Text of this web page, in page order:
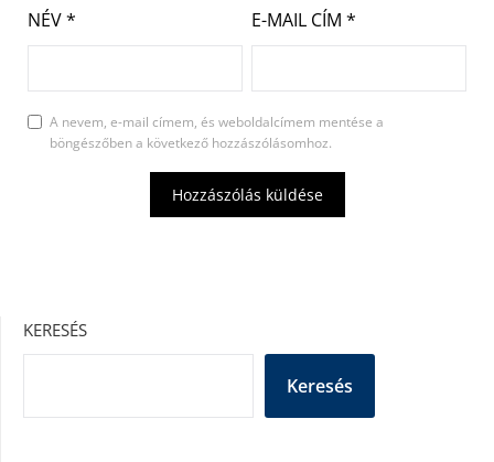
NÉV* E-MAIL CÍM *
A nevem, e-mail címem, és weboldalcímem mentése a
böngészőben a következő hozzászólásomhoz.
KERESÉS
Keresés